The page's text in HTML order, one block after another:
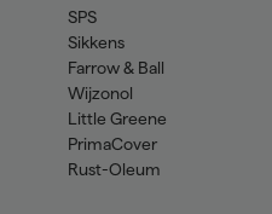
SPS
Sikkens
Farrow & Ball
Wijzonol
Little Greene
PrimaCover
Rust-Oleum